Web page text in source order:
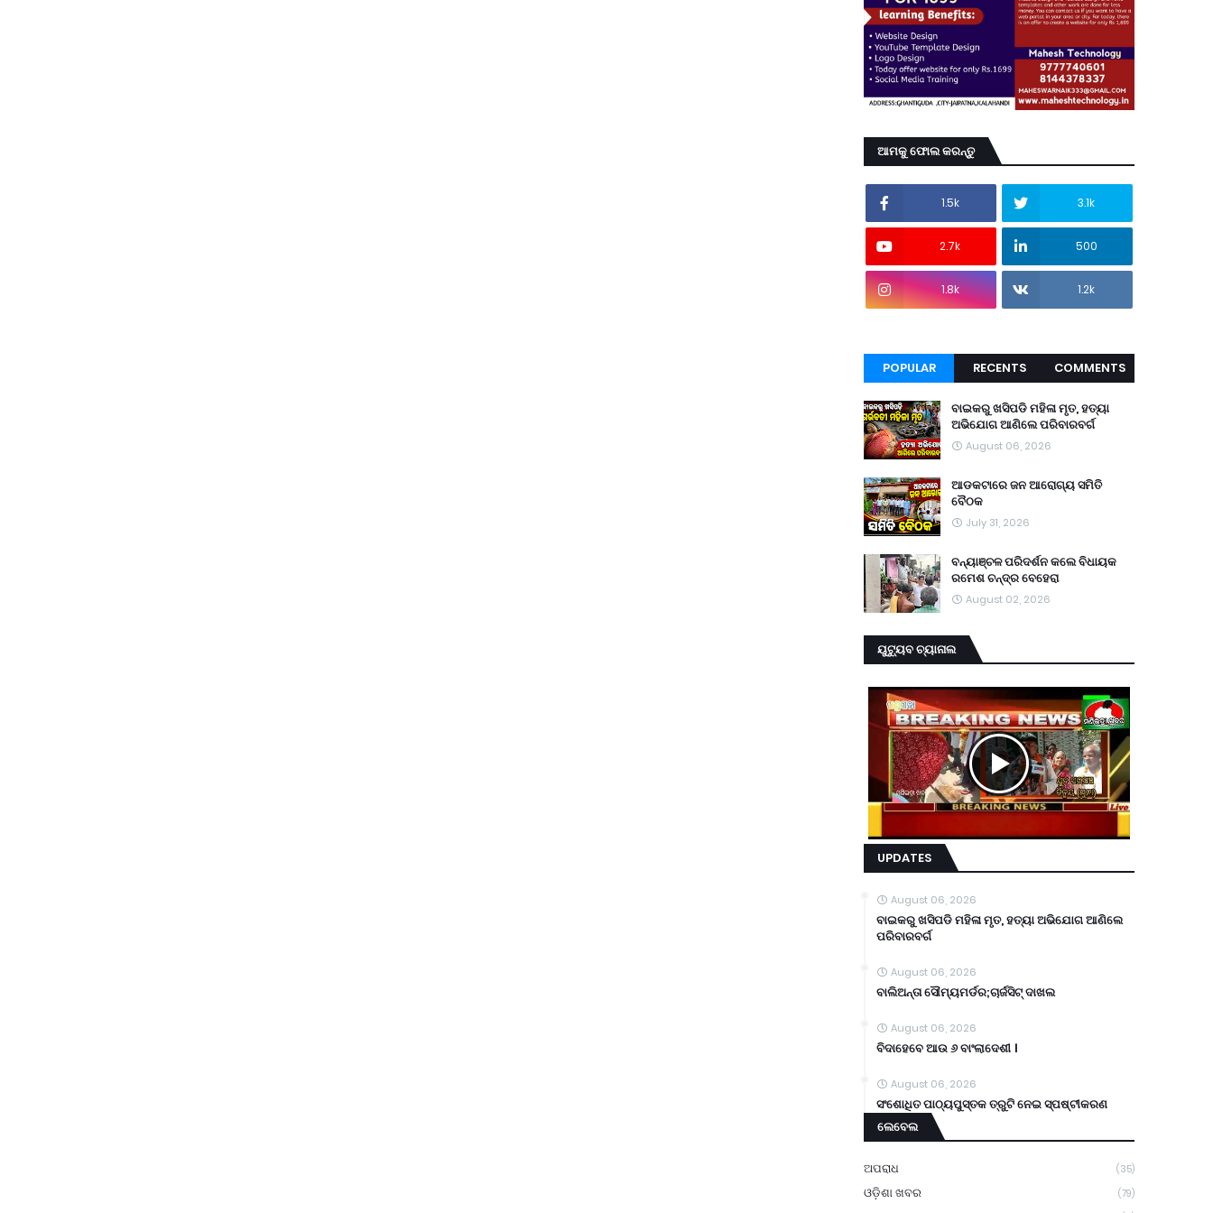
ଆମକୁ ଫୋଲ କରନ୍ତୁ
1.5k 3.1k
2.7k 500
1.8k 1.2k
POPULAR RECENTS COMMENTS
ବାଇକରୁ ଖସିପଡି ମହିଳା ମୃତ, ହତ୍ୟା
ଅଭିଯୋଗ ଆଣିଲେ ପରିବାରବର୍ଗ
August 06, 2026
ଆଡକଟାରେ ଜନ ଆରୋଗ୍ୟ ସମିତି
ବୈଠକ
July 31, 2026
ବନ୍ୟାଞ୍ଚଳ ପରିଦର୍ଶନ କଲେ ବିଧାୟକ
ରମେଶ ଚନ୍ଦ୍ର ବେହେରା
August 02, 2026
ୟୁଟ୍ୟୁବ ଚ୍ୟାନାଲ
UPDATES
August 06, 2026
ବାଇକରୁ ଖସିପଡି ମହିଳା ମୃତ, ହତ୍ୟା ଅଭିଯୋଗ ଆଣିଲେ
ପରିବାରବର୍ଗ
August 06, 2026
ବାଲିଅନ୍ତା ସୌମ୍ୟମର୍ଡର;ଚାର୍ଜସିଟ୍ ଦାଖଲ
August 06, 2026
ବିଦାହେବେ ଆଉ ୬ ବାଂଲାଦେଶୀ ।
August 06, 2026
ସଂଶୋଧିତ ପାଠ୍ୟପୁସ୍ତକ ତ୍ରୁଟି ନେଇ ସ୍ପଷ୍ଟୀକରଣ
ଲେବେଲ
ଅପରାଧ (35)
ଓଡ଼ିଶା ଖବର (79)